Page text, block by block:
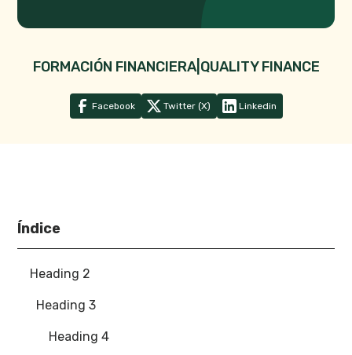
FORMACIÓN FINANCIERA| QUALITY FINANCE
Facebook Twitter (X) Linkedin
Índice
Heading 2
Heading 3
Heading 4